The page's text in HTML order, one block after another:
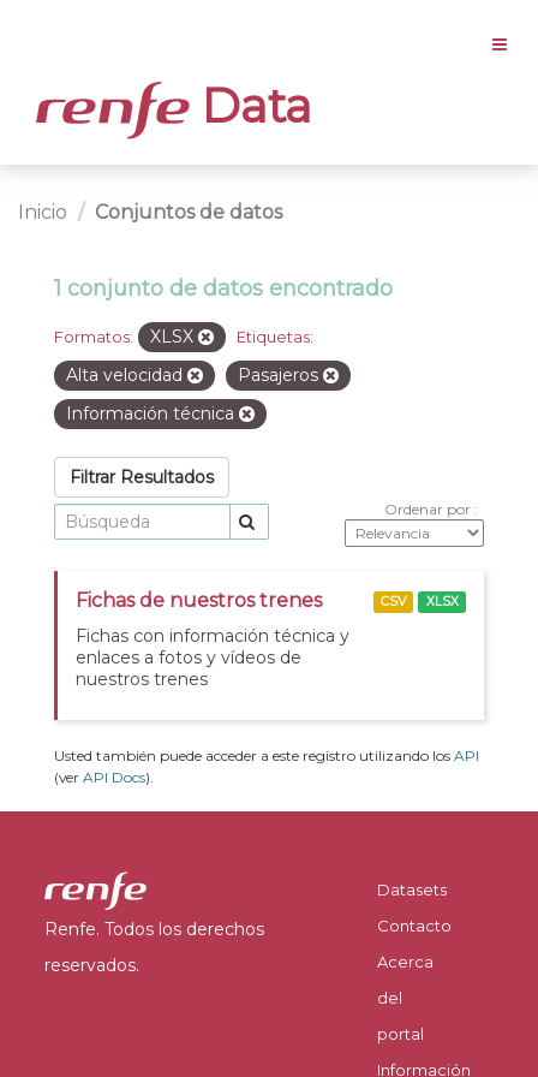
Data
Inicio Conjuntos de datos
1 conjunto de datos encontrado
Formatos: XLSX Etiquetas:
Alta velocidad
Pasajeros
Información técnica
Filtrar Resultados
Ordenar por
Fichas de nuestros trenes
Fichas con información técnica y
enlaces a fotos y vídeos de
nuestros trenes
CSV XLSX
Usted también puede acceder a este registro utilizando los API
(ver API Docs).
Renfe. Todos los derechos
reservados.
Datasets
Contacto
Acerca
del
portal
Información